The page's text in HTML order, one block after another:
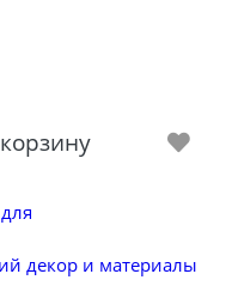
декор и материалы